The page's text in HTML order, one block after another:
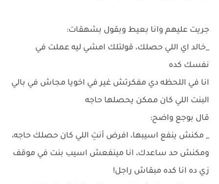
جريت عليهم وانا بعيط وبقول بشهقات:
_خالد اي اللي حصلك، قولتلك امشي ليه عملت في
نفسك كده
انا في اللحظه دي مفكرتش غير في اخويا مجاش في بالي
البنت اللي كان ممكن يحصلها حاجه
قال بوجع واضح:
_ مكنش ينفع اسيبها، افرض أنتِ اللي كان حصلك حاجه،
ومكنش حد ساعدك، انا مينفعش اسيب بنت في موقف
زي ده انا كده مبقاش راجل!